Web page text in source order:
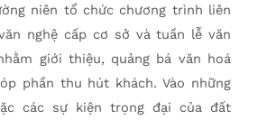
niên tổ chức chương trình liên
nghệ cấp cơ sở và tuần lễ văn
giới thiệu, quảng bá văn hoá
phần thu hút khách. Vào những
các sự kiện trọng đại của đất